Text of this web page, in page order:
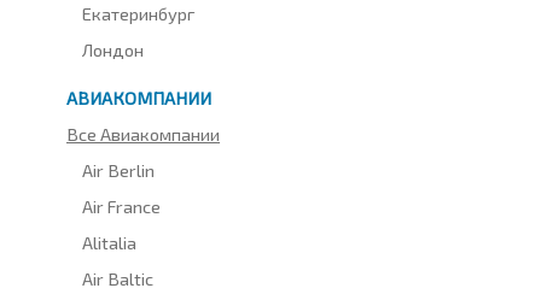
Екатеринбург
Лондон
АВИАКОМПАНИИ
Все Авиакомпании
Air Berlin
Air France
Alitalia
Air Baltic